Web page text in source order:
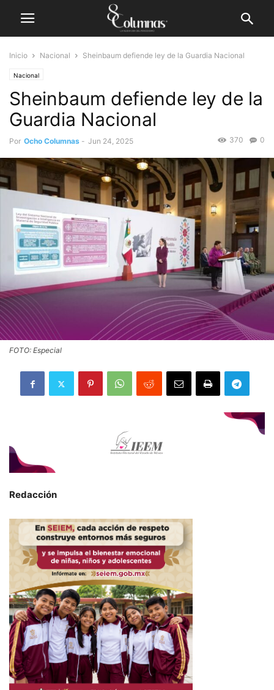
Inicio Nacional Sheinbaum defiende ley de la Guardia Nacional
Nacional
Sheinbaum defiende ley de la
Guardia Nacional
Por Ocho Columnas - Jun 24, 2025 0
370
FOTO: Especial
Redacción